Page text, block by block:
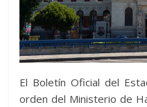
El Boletín Oficial del
orden del Ministerio de